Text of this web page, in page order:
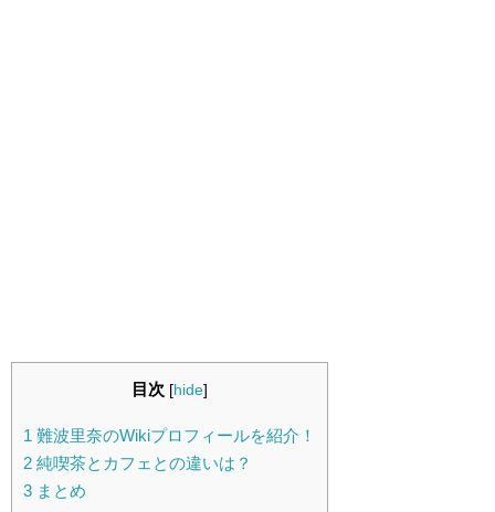
目次 [hide]
1 難波里奈のWikiプロフィールを紹介！
2 純喫茶とカフェとの違いは？
3 まとめ